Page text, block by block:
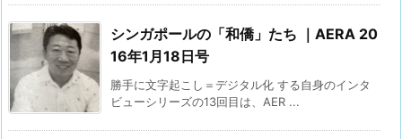
シンガポールの「和僑」たち ｜AERA 20
16年1月18日号
勝手に文字起こし＝デジタル化 する自身のインタ
ビューシリーズの13回目は、AER ...